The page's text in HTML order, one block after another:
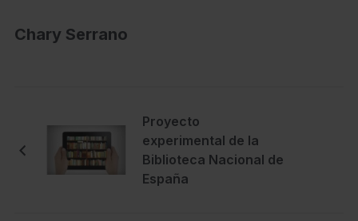
Chary Serrano
Proyecto
experimental de la
Biblioteca Nacional de
España